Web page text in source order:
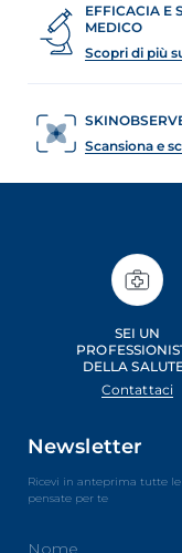
EFFICACIA E
MEDICO
Scopri di più
Scansiona e
SEI UN
DELLA
Contattaci
Newsletter
Ricevi in anteprima tutte
pensate per te